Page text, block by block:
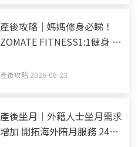
產後攻略｜媽媽修身必睇！
ZOMATE FITNESS1:1健身 紥
產後攻略 2026-06-23
產後坐月｜外籍人士坐月需求
增加 開拓海外陪月服務 24小